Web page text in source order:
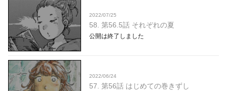
2022/07/25
58. 第56.5話 それぞれの夏
公開は終了しました
2022/06/24
57. 第56話 はじめての巻きずし